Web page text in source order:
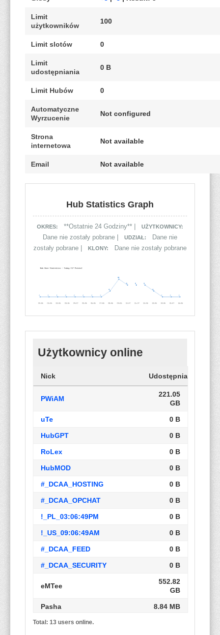
Limit
użytkowników
100
Limit slotów 0
Limit
udostępniania
0 B
Limit Hubów 0
Automatyczne
Wyrzucenie
Not configured
Strona
internetowa
Not available
Email Not available
Hub Statistics Graph
OKRES: **Ostatnie 24 Godziny** | UŻYTKOWNICY:
Dane nie zostały pobrane | UDZIAŁ:
Dane nie
zostały pobrane |
KLONY: Dane nie zostały pobrane
Użytkownicy online
Nick Udostępnianie
PWiAM
221.05
GB
uTe 0 B
HubGPT 0 B
RoLex 0 B
HubMOD 0 B
#_DCAA_HOSTING 0 B
#_DCAA_OPCHAT 0 B
!_PL_03:06:49PM 0 B
!_US_09:06:49AM 0 B
#_DCAA_FEED 0 B
#_DCAA_SECURITY 0 B
eMTee
552.82
GB
Pasha 8.84 MB
Total: 13 users online.